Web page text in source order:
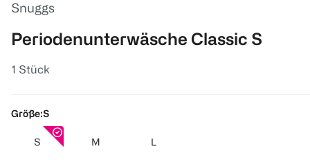
Snuggs
Periodenunterwäsche Classic S
1 Stück
Größe:S
S M L